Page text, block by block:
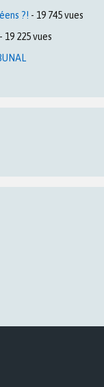
?! - 19 745 vues
- 19 225 vues